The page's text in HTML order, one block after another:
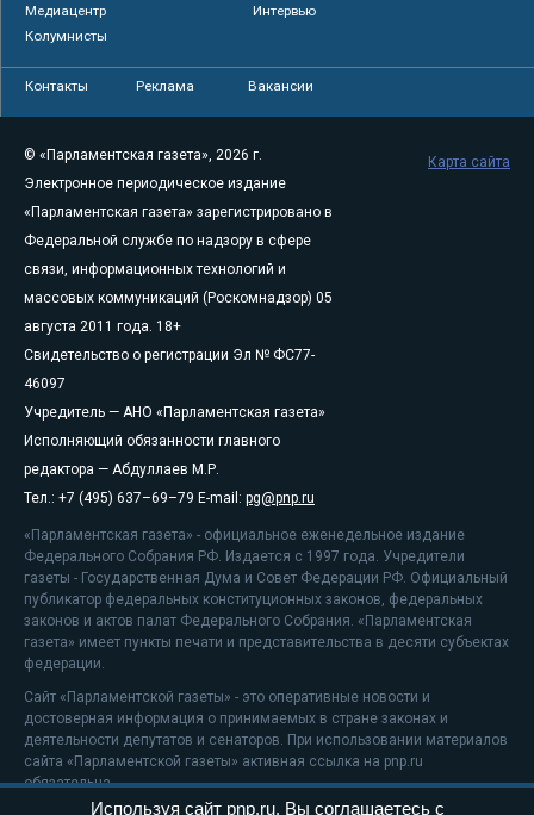
Медиацентр
Интервью
Колумнисты
Контакты Реклама Вакансии
© «Парламентская газета», 2026 г.
Электронное периодическое издание
«Парламентская газета» зарегистрировано в
Федеральной службе по надзору в сфере
связи, информационных технологий и
массовых коммуникаций (Роскомнадзор) 05
августа 2011 года. 18+
Свидетельство о регистрации Эл № ФС77-
46097
Учредитель — АНО «Парламентская газета»
Исполняющий обязанности главного
редактора — Абдуллаев М.Р.
Тел.: +7 (495) 637–69–79 E-mail: pg@pnp.ru
«Парламентская газета» - официальное еженедельное издание
Федерального Собрания РФ. Издается с 1997 года. Учредители
газеты - Государственная Дума и Совет Федерации РФ. Официальный
публикатор федеральных конституционных законов, федеральных
законов и актов палат Федерального Собрания. «Парламентская
газета» имеет пункты печати и представительства в десяти субъектах
федерации.
Сайт «Парламентской газеты» - это оперативные новости и
достоверная информация о принимаемых в стране законах и
деятельности депутатов и сенаторов. При использовании материалов
сайта «Парламентской газеты» активная ссылка на pnp.ru
обязательна.
Карта сайта
Используя сайт pnp.ru, Вы соглашаетесь с